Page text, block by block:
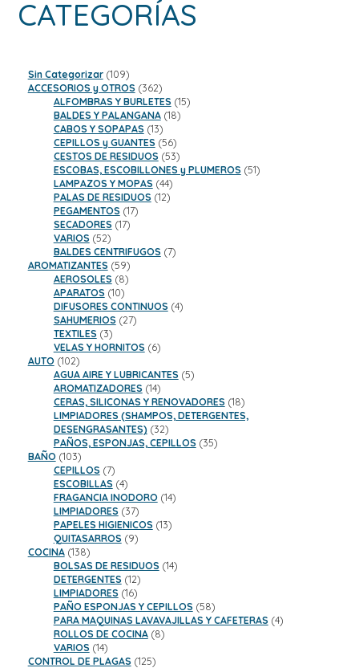
CATEGORÍAS
Sin Categorizar 109109
productos
ACCESORIOS y OTROS 362362
productos
ALFOMBRAS Y BURLETES 1515
BALDES Y PALANGANA 1818
CABOS Y SOPAPAS 1313
productos
CEPILLOS y GUANTES 5656
productos
CESTOS DE RESIDUOS 5353
productos
ESCOBAS, ESCOBILLONES y PLUMEROS 5151
LAMPAZOS Y MOPAS 4444
productos
PALAS DE RESIDUOS 1212
PEGAMENTOS 1717
SECADORES 1717
VARIOS 5252
productos
BALDES CENTRIFUGOS 77
AROMATIZANTES 5959
productos
AEROSOLES 88
productos
APARATOS 1010
productos
DIFUSORES CONTINUOS 44
SAHUMERIOS 2727
TEXTILES 33
productos
VELAS Y HORNITOS 66
AUTO 102102
productos
AGUA AIRE Y LUBRICANTES 55
AROMATIZADORES 1414
productos
CERAS, SILICONAS Y RENOVADORES 1818
productos
LIMPIADORES (SHAMPOS, DETERGENTES,
DESENGRASANTES) 3232
productos
PAÑOS, ESPONJAS, CEPILLOS 3535
BAÑO 103103
productos
CEPILLOS 77
productos
ESCOBILLAS 44
productos
FRAGANCIA INODORO 1414
LIMPIADORES 3737
productos
PAPELES HIGIENICOS 1313
QUITASARROS 99
COCINA 138138
productos
BOLSAS DE RESIDUOS 1414
DETERGENTES 1212
productos
LIMPIADORES 1616
productos
PAÑO ESPONJAS Y CEPILLOS 5858
productos
PARA MAQUINAS LAVAVAJILLAS Y CAFETERAS 44
ROLLOS DE COCINA 88
VARIOS 1414
productos
CONTROL DE PLAGAS 125125